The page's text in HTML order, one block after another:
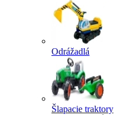
Odrážadlá
Šlapacie traktory